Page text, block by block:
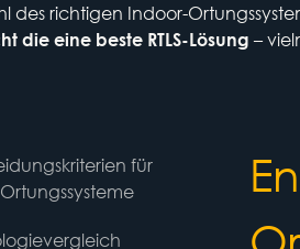
des richtigen Indoor-
die eine beste RTLS-Lösung –
für